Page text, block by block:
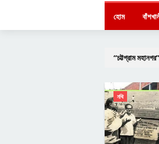
হোম
চট্টগ্রাম মহানগর
নথি